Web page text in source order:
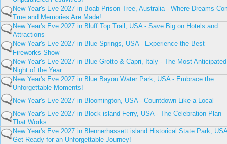
New Year's Eve 2027 in Boab Prison Tree, Australia - Where Dreams
True and Memories Are Made!
New Year's Eve 2027 in Bluff Top Trail, USA - Save Big on Hotels and
Attractions
New Year's Eve 2027 in Blue Springs, USA - Experience the Best
Fireworks Show
New Year's Eve 2027 in Blue Grotto & Capri, Italy - The Most Anticipated
Night of the Year
New Year's Eve 2027 in Blue Bayou Water Park, USA - Embrace the
Unforgettable Moments!
New Year's Eve 2027 in Bloomington, USA - Countdown Like a Local
New Year's Eve 2027 in Block island Ferry, USA - The Celebration Plan
That Works
New Year's Eve 2027 in Blennerhassett island Historical State Park,
Get Ready for an Unforgettable Journey!